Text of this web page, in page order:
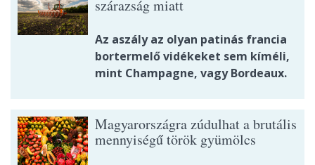
szárazság miatt
Az aszály az olyan patinás francia
bortermelő vidékeket sem kíméli,
mint Champagne, vagy Bordeaux.
Magyarországra zúdulhat a brutális
mennyiségű török gyümölcs